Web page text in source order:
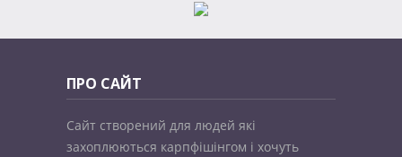
ПРО САЙТ
Сайт створений для людей які
захоплюються карпфішінгом і хочуть